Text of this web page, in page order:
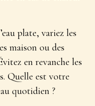
plate, variez les
maison ou des
en revanche les
Quelle est votre
quotidien ?